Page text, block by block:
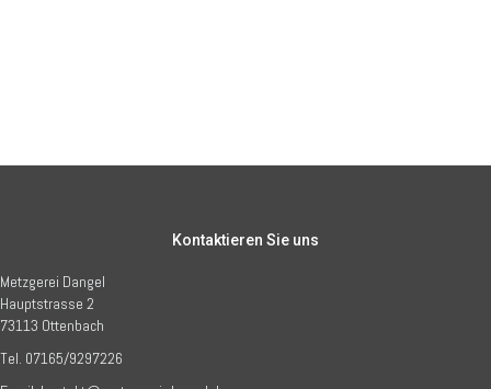
Kontaktieren Sie uns
Metzgerei Dangel
Hauptstrasse 2
73113 Ottenbach
Tel. 07165/9297226